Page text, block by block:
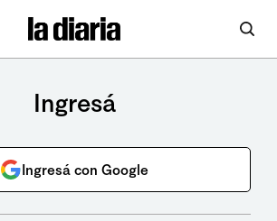
Ingresá
Ingresá con Google